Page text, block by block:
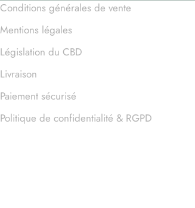
Conditions générales de vente
Mentions légales
Législation du CBD
Livraison
Paiement sécurisé
Politique de confidentialité & RGPD